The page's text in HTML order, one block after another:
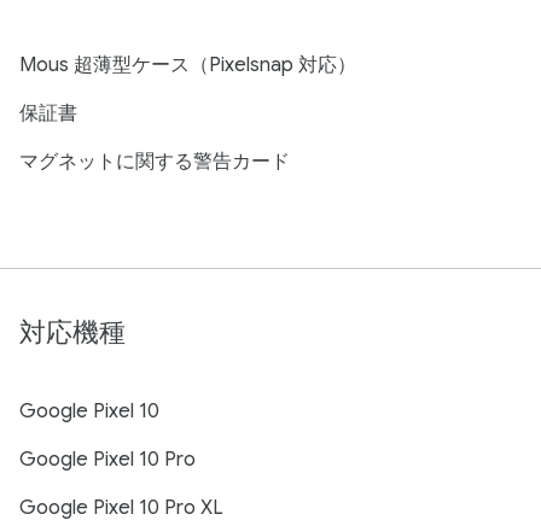
Mous 超薄型ケース（Pixelsnap 対応）
保証書
マグネットに関する警告カード
対応機種
Google Pixel 10
Google Pixel 10 Pro
Google Pixel 10 Pro XL